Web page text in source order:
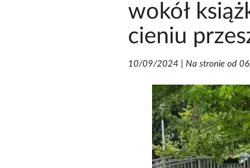
wokół
cieniu
10/09/2024 Na stronie od